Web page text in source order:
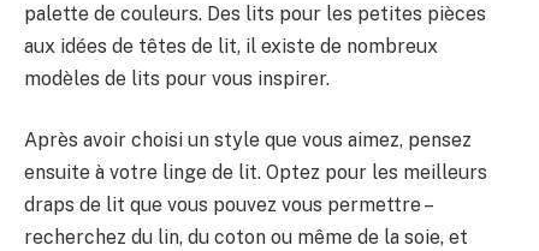
palette de couleurs. Des lits pour les petites pièces
aux idées de têtes de lit, il existe de nombreux
modèles de lits pour vous inspirer.
Après avoir choisi un style que vous aimez, pensez
ensuite à votre linge de lit. Optez pour les meilleurs
draps de lit que vous pouvez vous permettre –
recherchez du lin, du coton ou même de la soie, et